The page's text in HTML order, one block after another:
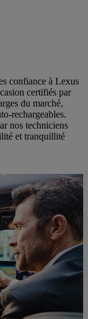
confiance à Lexus
certifiés par
du marché,
rechargeables.
nos techniciens
et tranquillité